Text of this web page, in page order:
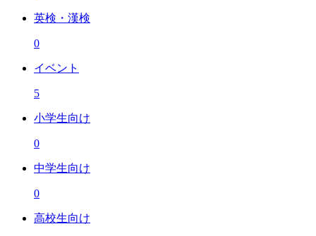
英検・漢検
0
イベント
5
小学生向け
0
中学生向け
0
高校生向け